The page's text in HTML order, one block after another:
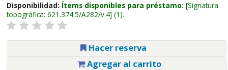
Disponibilidad: Ítems disponibles para préstamo: Signatura
topográfica: 621.374.5/A282/v.4 (1).
Hacer reserva
Agregar al carrito